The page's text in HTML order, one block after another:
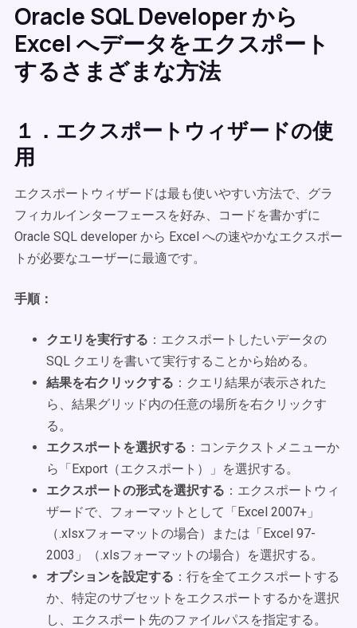
Oracle SQL Developer から
Excel へデータをエクスポート
するさまざまな方法
１．エクスポートウィザードの使
用
エクスポートウィザードは最も使いやすい方法で、グラ
フィカルインターフェースを好み、コードを書かずに
Oracle SQL developer から Excel への速やかなエクスポー
トが必要なユーザーに最適です。
手順：
クエリを実行する ：エクスポートしたいデータの
SQL クエリを書いて実行することから始める。
結果を右クリックする ：クエリ結果が表示された
ら、結果グリッド内の任意の場所を右クリックす
る。
エクスポートを選択する ：コンテクストメニューか
ら「Export（エクスポート）」を選択する。
エクスポートの形式を選択する ：エクスポートウィ
ザードで、フォーマットとして「Excel 2007+」
（.xlsxフォーマットの場合）または「Excel 97-
2003」（.xlsフォーマットの場合）を選択する。
オプションを設定する ：行を全てエクスポートする
か、特定のサブセットをエクスポートするかを選択
し、エクスポート先のファイルパスを指定する。